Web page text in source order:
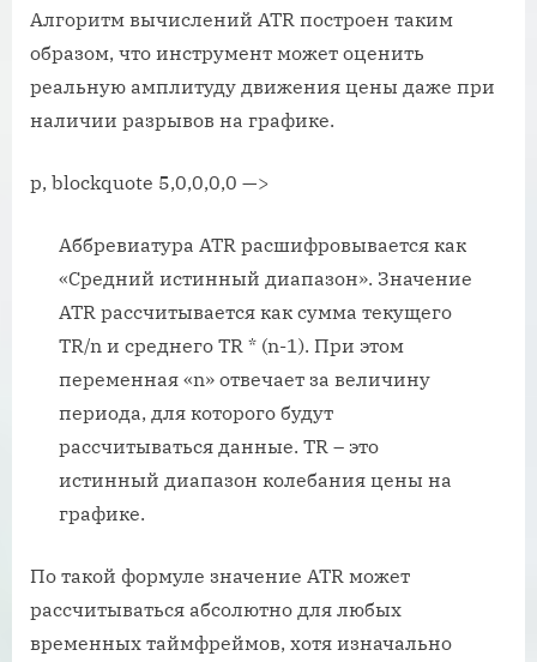
Алгоритм вычислений ATR построен таким
образом, что инструмент может оценить
реальную амплитуду движения цены даже при
наличии разрывов на графике.
p, blockquote 5,0,0,0,0 —>
Аббревиатура ATR расшифровывается как
«Средний истинный диапазон». Значение
ATR рассчитывается как сумма текущего
TR/n и среднего TR * (n-1). При этом
переменная «n» отвечает за величину
периода, для которого будут
рассчитываться данные. TR – это
истинный диапазон колебания цены на
графике.
По такой формуле значение ATR может
рассчитываться абсолютно для любых
временных таймфреймов, хотя изначально